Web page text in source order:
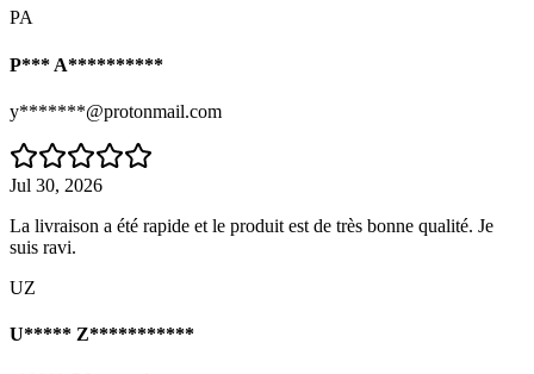
PA
P*** A**********
y*******@protonmail.com
Jul 30, 2026
La livraison a été rapide et le produit est de très bonne qualité. Je
suis ravi.
UZ
U***** Z***********